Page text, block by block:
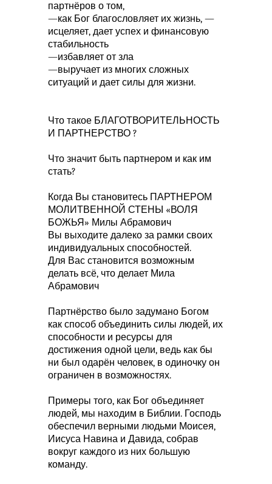
партнёров о том,
—как Бог благословляет их жизнь, —
исцеляет, дает успех и финансовую
стабильность
—избавляет от зла
—выручает из многих сложных
ситуаций и дает силы для жизни.
Что такое БЛАГОТВОРИТЕЛЬНОСТЬ
И ПАРТНЕРСТВО ?
Что значит быть партнером и как им
стать?
Когда Вы становитесь ПАРТНЕРОМ
МОЛИТВЕННОЙ СТЕНЫ «ВОЛЯ
БОЖЬЯ» Милы Абрамович
Вы выходите далеко за рамки своих
индивидуальных способностей.
Для Вас становится возможным
делать всё, что делает Мила
Абрамович
Партнёрство было задумано Богом
как способ объединить силы людей, их
способности и ресурсы для
достижения одной цели, ведь как бы
ни был одарён человек, в одиночку он
ограничен в возможностях.
Примеры того, как Бог объединяет
людей, мы находим в Библии. Господь
обеспечил верными людьми Моисея,
Иисуса Навина и Давида, собрав
вокруг каждого из них большую
команду.